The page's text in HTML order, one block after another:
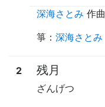
深海さとみ 作曲
箏 ： 深海さとみ
2 残月
ざんげつ